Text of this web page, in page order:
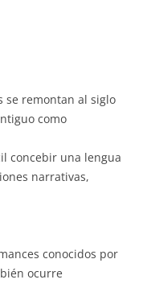
se remontan al siglo
como
concebir una lengua
narrativas,
conocidos por
ocurre